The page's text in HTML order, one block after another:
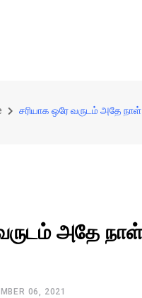
சரியாக ஒரே வருடம் அதே
அதே
06, 2021